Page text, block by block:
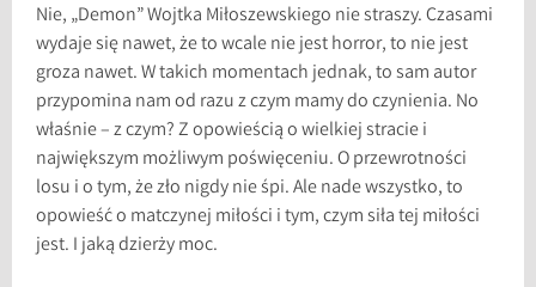
Nie, „Demon” Wojtka Miłoszewskiego nie straszy. Czasami
wydaje się nawet, że to wcale nie jest horror, to nie jest
groza nawet. W takich momentach jednak, to sam autor
przypomina nam od razu z czym mamy do czynienia. No
właśnie – z czym? Z opowieścią o wielkiej stracie i
największym możliwym poświęceniu. O przewrotności
losu i o tym, że zło nigdy nie śpi. Ale nade wszystko, to
opowieść o matczynej miłości i tym, czym siła tej miłości
jest. I jaką dzierży moc.